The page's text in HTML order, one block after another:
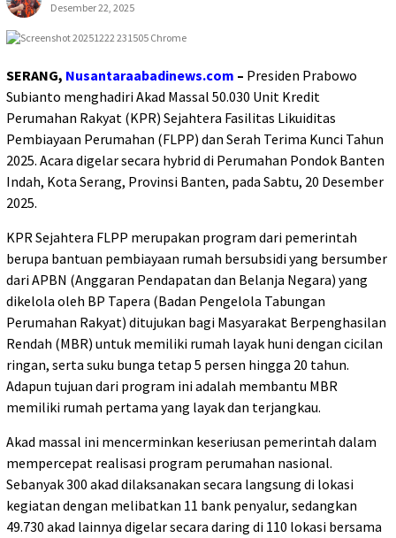
Desember 22, 2025
SERANG, Nusantaraabadinews.com – Presiden Prabowo
Subianto menghadiri Akad Massal 50.030 Unit Kredit
Perumahan Rakyat (KPR) Sejahtera Fasilitas Likuiditas
Pembiayaan Perumahan (FLPP) dan Serah Terima Kunci Tahun
2025. Acara digelar secara hybrid di Perumahan Pondok Banten
Indah, Kota Serang, Provinsi Banten, pada Sabtu, 20 Desember
2025.
KPR Sejahtera FLPP merupakan program dari pemerintah
berupa bantuan pembiayaan rumah bersubsidi yang bersumber
dari APBN (Anggaran Pendapatan dan Belanja Negara) yang
dikelola oleh BP Tapera (Badan Pengelola Tabungan
Perumahan Rakyat) ditujukan bagi Masyarakat Berpenghasilan
Rendah (MBR) untuk memiliki rumah layak huni dengan cicilan
ringan, serta suku bunga tetap 5 persen hingga 20 tahun.
Adapun tujuan dari program ini adalah membantu MBR
memiliki rumah pertama yang layak dan terjangkau.
Akad massal ini mencerminkan keseriusan pemerintah dalam
mempercepat realisasi program perumahan nasional.
Sebanyak 300 akad dilaksanakan secara langsung di lokasi
kegiatan dengan melibatkan 11 bank penyalur, sedangkan
49.730 akad lainnya digelar secara daring di 110 lokasi bersama